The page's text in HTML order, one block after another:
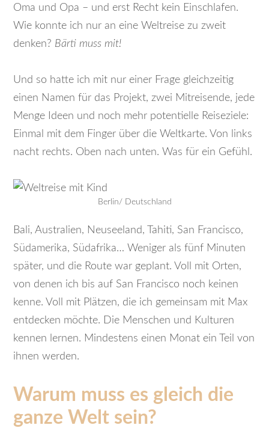
Oma und Opa – und erst Recht kein Einschlafen.
Wie konnte ich nur an eine Weltreise zu zweit
denken? Bärti muss mit!
Und so hatte ich mit nur einer Frage gleichzeitig
einen Namen für das Projekt, zwei Mitreisende, jede
Menge Ideen und noch mehr potentielle Reiseziele:
Einmal mit dem Finger über die Weltkarte. Von links
nacht rechts. Oben nach unten. Was für ein Gefühl.
Berlin/ Deutschland
Bali, Australien, Neuseeland, Tahiti, San Francisco,
Südamerika, Südafrika… Weniger als fünf Minuten
später, und die Route war geplant. Voll mit Orten,
von denen ich bis auf San Francisco noch keinen
kenne. Voll mit Plätzen, die ich gemeinsam mit Max
entdecken möchte. Die Menschen und Kulturen
kennen lernen. Mindestens einen Monat ein Teil von
ihnen werden.
Warum muss es gleich die
ganze Welt sein?